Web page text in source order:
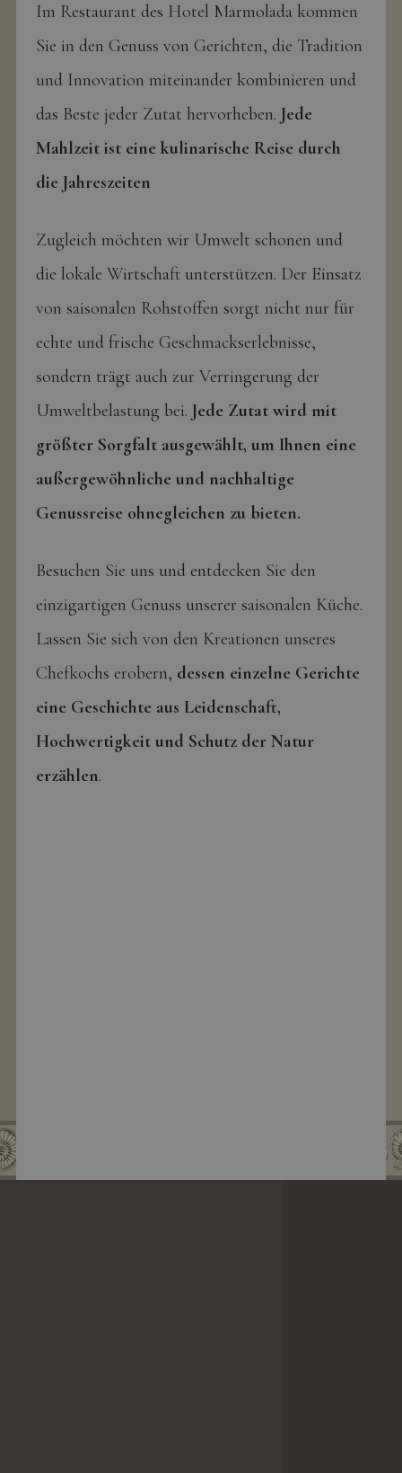
Im Restaurant des Hotel Marmolada kommen
Sie in den Genuss von Gerichten, die Tradition
und Innovation miteinander kombinieren und
das Beste jeder Zutat hervorheben. Jede
Mahlzeit ist eine kulinarische Reise durch
die Jahreszeiten
Zugleich möchten wir Umwelt schonen und
die lokale Wirtschaft unterstützen. Der Einsatz
von saisonalen Rohstoffen sorgt nicht nur für
echte und frische Geschmackserlebnisse,
sondern trägt auch zur Verringerung der
Umweltbelastung bei. Jede Zutat wird mit
größter Sorgfalt ausgewählt, um Ihnen eine
außergewöhnliche und nachhaltige
Genussreise ohnegleichen zu bieten.
Besuchen Sie uns und entdecken Sie den
einzigartigen Genuss unserer saisonalen Küche.
Lassen Sie sich von den Kreationen unseres
Chefkochs erobern, dessen einzelne Gerichte
eine Geschichte aus Leidenschaft,
Hochwertigkeit und Schutz der Natur
erzählen.